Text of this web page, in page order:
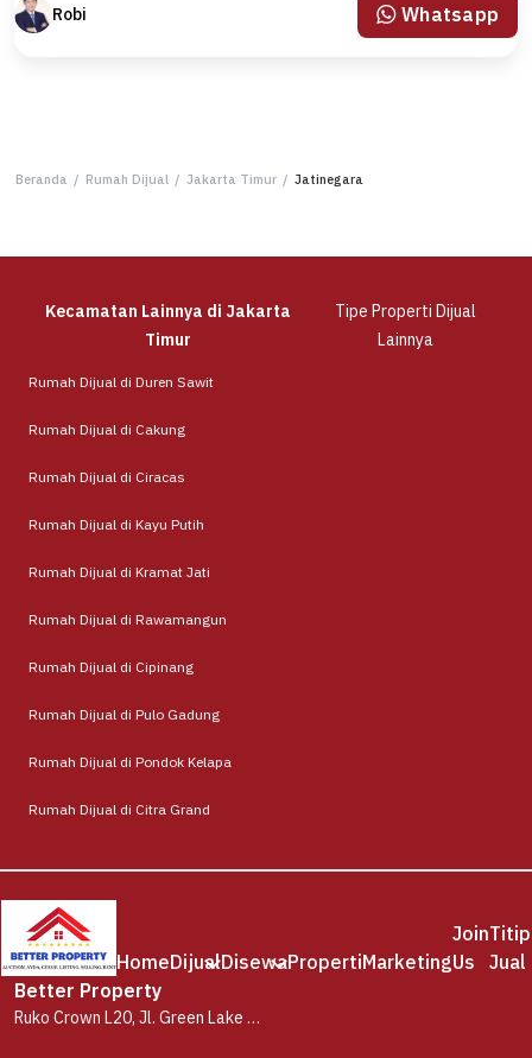
Robi Whatsapp
Beranda / Rumah Dijual / Jakarta Timur / Jatinegara
Kecamatan Lainnya di Jakarta
Timur
Tipe Properti Dijual
Lainnya
Rumah Dijual di Duren Sawit
Rumah Dijual di Cakung
Rumah Dijual di Ciracas
Rumah Dijual di Kayu Putih
Rumah Dijual di Kramat Jati
Rumah Dijual di Rawamangun
Rumah Dijual di Cipinang
Rumah Dijual di Pulo Gadung
Rumah Dijual di Pondok Kelapa
Rumah Dijual di Citra Grand
HomeDijualDisewaPropertiMarketing
Join
Us
Titip
Jual
Better Property
Ruko Crown L20, Jl. Green Lake City Boulevard, RT.001/RW.001, Petir, Kec. Cipondoh, Kota Tangerang, Banten 15147